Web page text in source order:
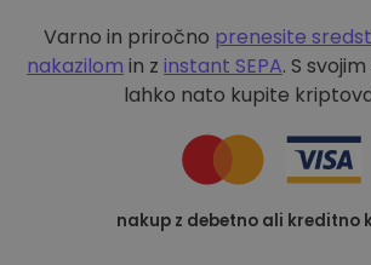
Varno in priročno prenesite
nakazilom in z instant SEPA. S
lahko nato kupite
nakup z debetno ali kreditno